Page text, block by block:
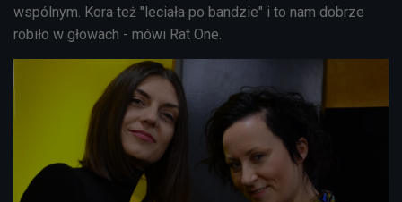
wspólnym. Kora też "leciała po bandzie" i to nam dobrze
robiło w głowach - mówi Rat One.